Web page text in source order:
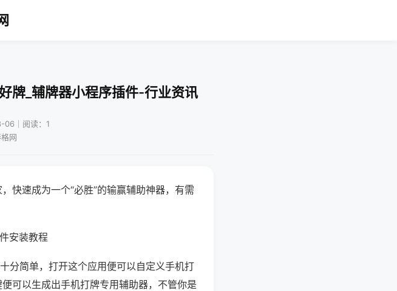
牌_辅牌器小程序插件-行业资讯
06｜阅读：1
网
快速成为一个“必胜”的输赢辅助神器，有需
安装教程
分简单，打开这个应用便可以自定义手机打
可以生成出手机打牌专用辅助器，不管你是